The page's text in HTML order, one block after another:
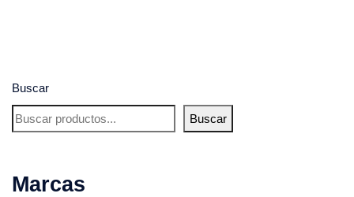
Buscar
Buscar
Marcas